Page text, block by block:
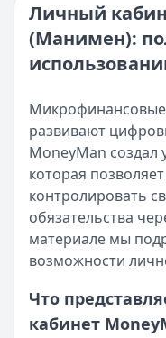
Личный
(Манимен):
Микрофинансовые
развивают
MoneyMan
которая
контролировать
обязательства
материале мы
возможности
Что
кабинет